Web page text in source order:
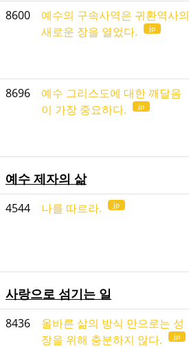
8600
예수의 구속사역은 귀환역사의
새로운 장을 열었다.
jp
8696
예수 그리스도에 대한 깨달음
이 가장 중요하다.
jp
예수 제자의 삶
4544 나를 따르라. jp
사랑으로 섬기는 일
8436
올바른 삶의 방식 만으로는 성
장을 위해 충분하지 않다.
jp